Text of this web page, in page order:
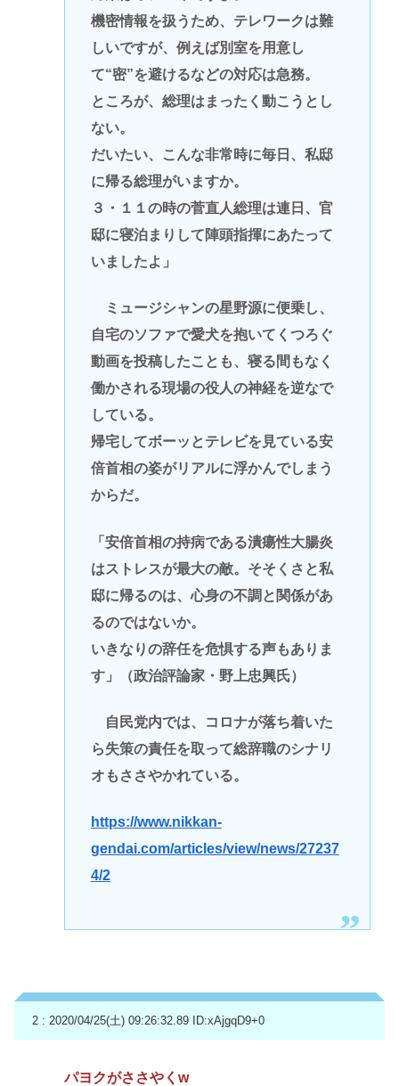
機密情報を扱うため、テレワークは難
しいですが、例えば別室を用意し
て“密”を避けるなどの対応は急務。
ところが、総理はまったく動こうとし
ない。
だいたい、こんな非常時に毎日、私邸
に帰る総理がいますか。
３・１１の時の菅直人総理は連日、官
邸に寝泊まりして陣頭指揮にあたって
いましたよ」
ミュージシャンの星野源に便乗し、
自宅のソファで愛犬を抱いてくつろぐ
動画を投稿したことも、寝る間もなく
働かされる現場の役人の神経を逆なで
している。
帰宅してボーッとテレビを見ている安
倍首相の姿がリアルに浮かんでしまう
からだ。
「安倍首相の持病である潰瘍性大腸炎
はストレスが最大の敵。そそくさと私
邸に帰るのは、心身の不調と関係があ
るのではないか。
いきなりの辞任を危惧する声もありま
す」（政治評論家・野上忠興氏）
自民党内では、コロナが落ち着いた
ら失策の責任を取って総辞職のシナリ
オもささやかれている。
https://www.nikkan-
gendai.com/articles/view/news/27237
4/2
2 : 2020/04/25(土) 09:26:32.89 ID:xAjgqD9+0
パヨクがささやくw